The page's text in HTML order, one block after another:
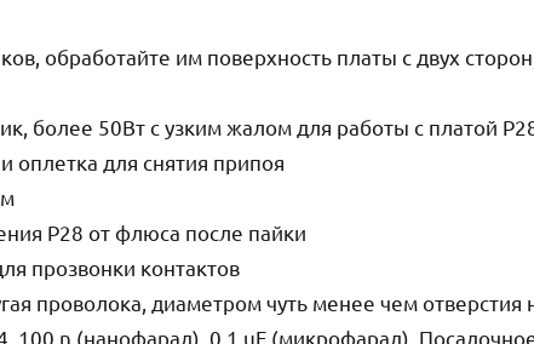
обработайте им поверхность платы с двух
более 50Вт с узким жалом для работы с платой
оплетка для снятия припоя
P28 от флюса после пайки
прозвонки контактов
проволока, диаметром чуть менее чем отверстия
100 n (нанофарад), 0.1 uF (микрофарад). Посадочное